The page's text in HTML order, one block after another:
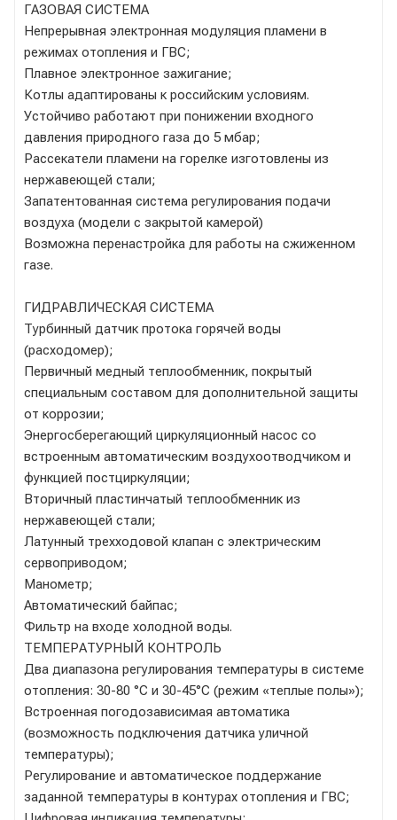
ГАЗОВАЯ СИСТЕМА
Непрерывная электронная модуляция пламени в
режимах отопления и ГВС;
Плавное электронное зажигание;
Котлы адаптированы к российским условиям.
Устойчиво работают при понижении входного
давления природного газа до 5 мбар;
Рассекатели пламени на горелке изготовлены из
нержавеющей стали;
Запатентованная система регулирования подачи
воздуха (модели с закрытой камерой)
Возможна перенастройка для работы на сжиженном
газе.
ГИДРАВЛИЧЕСКАЯ СИСТЕМА
Турбинный датчик протока горячей воды
(расходомер);
Первичный медный теплообменник, покрытый
специальным составом для дополнительной защиты
от коррозии;
Энергосберегающий циркуляционный насос со
встроенным автоматическим воздухоотводчиком и
функцией постциркуляции;
Вторичный пластинчатый теплообменник из
нержавеющей стали;
Латунный трехходовой клапан с электрическим
сервоприводом;
Манометр;
Автоматический байпас;
Фильтр на входе холодной воды.
ТЕМПЕРАТУРНЫЙ КОНТРОЛЬ
Два диапазона регулирования температуры в системе
отопления: 30-80 °С и 30-45°С (режим «теплые полы»);
Встроенная погодозависимая автоматика
(возможность подключения датчика уличной
температуры);
Регулирование и автоматическое поддержание
заданной температуры в контурах отопления и ГВС;